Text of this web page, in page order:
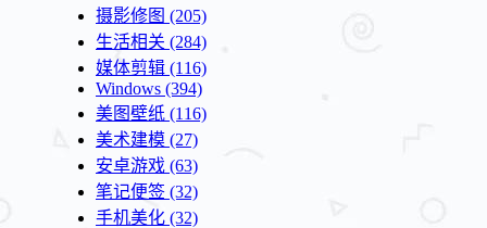
摄影修图 (205)
生活相关 (284)
媒体剪辑 (116)
Windows (394)
美图壁纸 (116)
美术建模 (27)
安卓游戏 (63)
笔记便签 (32)
手机美化 (32)